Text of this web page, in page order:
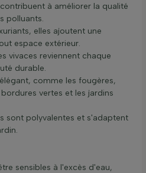
à améliorer la qualité
polluants.
elles ajoutent une
espace extérieur.
vivaces reviennent chaque
durable.
comme les fougères,
vertes et les jardins
sont polyvalentes et s'adaptent
sensibles à l'excès d'eau,